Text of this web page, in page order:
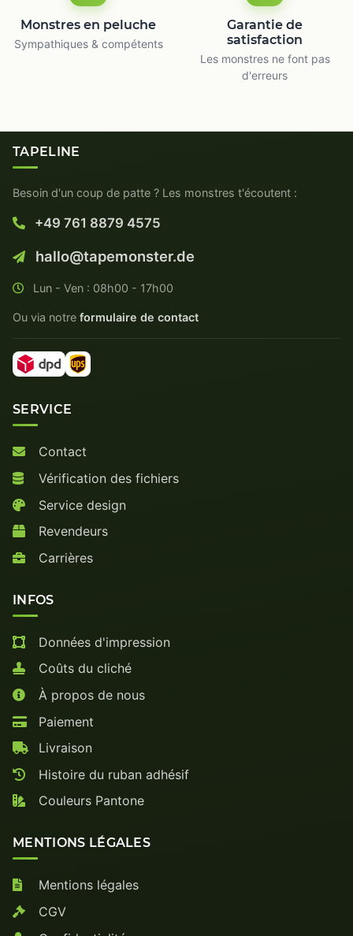
Monstres en peluche
Sympathiques & compétents
Garantie de
satisfaction
Les monstres ne font pas
d'erreurs
TAPELINE
Besoin d'un coup de patte ? Les monstres t'écoutent :
+49 761 8879 4575
hallo@tapemonster.de
Lun - Ven : 08h00 - 17h00
Ou via notre formulaire de contact
SERVICE
Contact
Vérification des fichiers
Service design
Revendeurs
Carrières
INFOS
Données d'impression
Coûts du cliché
À propos de nous
Paiement
Livraison
Histoire du ruban adhésif
Couleurs Pantone
MENTIONS LÉGALES
Mentions légales
CGV